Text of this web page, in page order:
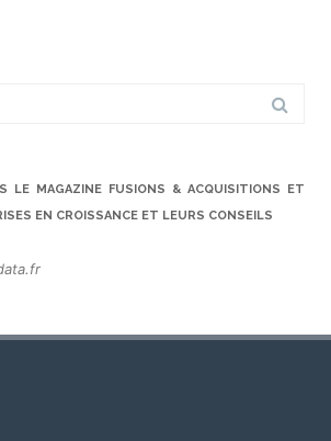
LE MAGAZINE FUSIONS & ACQUISITIONS ET
EN CROISSANCE ET LEURS CONSEILS